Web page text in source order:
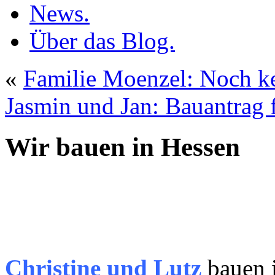
News.
Über das Blog.
« Familie Moenzel: Noch
Jasmin und Jan: Bauantrag
Wir bauen in Hessen
Christine und Lutz bauen